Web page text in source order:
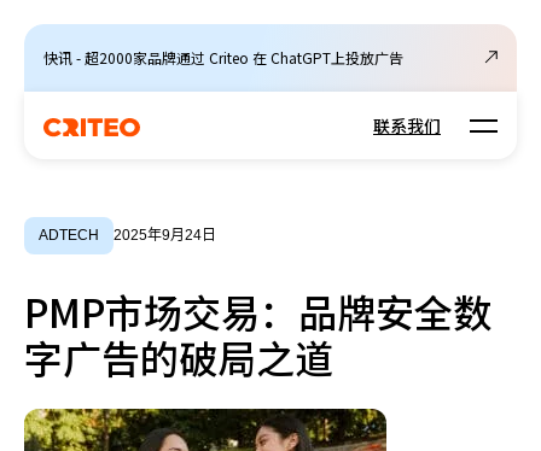
快讯 - 超2000家品牌通过 Criteo 在 ChatGPT上投放广告
联系我们 Open
ADTECH 2025年9月24日
PMP市场交易：品牌安全数
字广告的破局之道